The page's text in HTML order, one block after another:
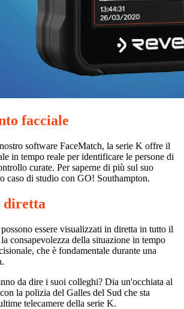
facciale
software FaceMatch, la serie K offre il
in tempo reale per identificare le persone di
curate. Per saperne di più sul suo
caso di studio con GO! Southampton.
diretta
essere visualizzati in diretta in tutto il
consapevolezza della situazione in tempo
che è fondamentale durante una
da dire i suoi colleghi? Dia un'occhiata al
la polizia del Galles del Sud che sta
telecamere della serie K.